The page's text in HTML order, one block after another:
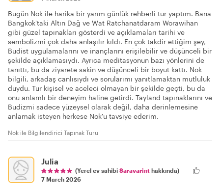
Bugün Nok ile harika bir yarım günlük rehberli tur yaptım. Bana
Bangkok'taki Altın Dağ ve Wat Ratchanatdaram Worawihan
gibi güzel tapınakları gösterdi ve açıklamaları tarihi ve
sembolizmi çok daha anlaşılır kıldı. En çok takdir ettiğim şey,
Budist uygulamalarını ve inançlarını erişilebilir ve düşünceli bir
şekilde açıklamasıydı. Ayrıca meditasyonun bazı yönlerini de
tanıttı, bu da ziyarete sakin ve düşünceli bir boyut kattı. Nok
bilgili, arkadaş canlısıydı ve sorularımı yanıtlamaktan mutluluk
duydu. Tur kişisel ve aceleci olmayan bir şekilde geçti, bu da
onu anlamlı bir deneyim haline getirdi. Tayland tapınaklarını ve
Budizmi sadece yüzeysel olarak değil, daha derinlemesine
anlamak isteyen herkese Nok'u tavsiye ederim.
Nok ile Bilgilendirici Tapınak Turu
Julia
(Yerel ev sahibi Saravarint hakkında)
7 March 2026